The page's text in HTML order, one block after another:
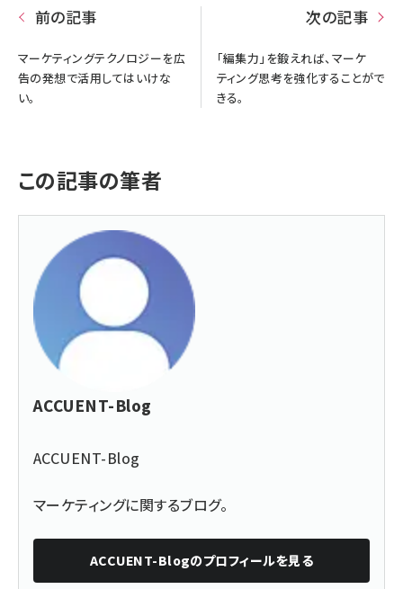
前の記事
マーケティングテクノロジーを広
告の発想で活用してはいけな
い。
次の記事
「編集力」を鍛えれば、マーケ
ティング思考を強化することがで
きる。
この記事の筆者
ACCUENT-Blog
ACCUENT-Blog
マーケティングに関するブログ。
ACCUENT-Blogのプロフィールを見る